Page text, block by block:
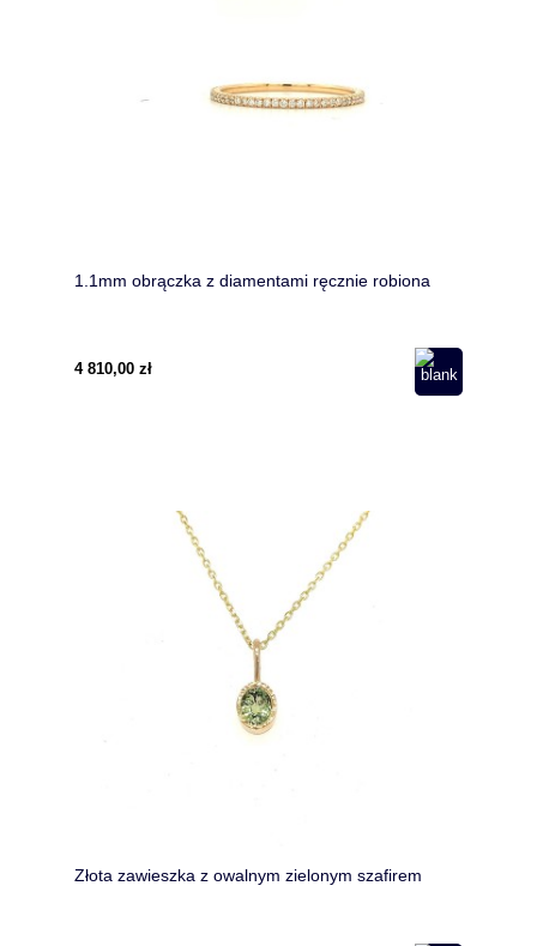
1.1mm obrączka z diamentami ręcznie robiona
4 810,00 zł
Złota zawieszka z owalnym zielonym szafirem